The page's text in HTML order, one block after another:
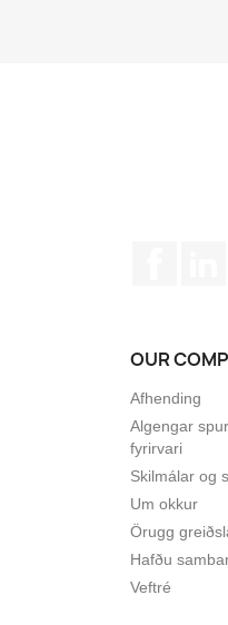
OUR
Afhending
Algengar
fyrirvari
Skilmálar og
Um okkur
Örugg
Hafðu
Veftré